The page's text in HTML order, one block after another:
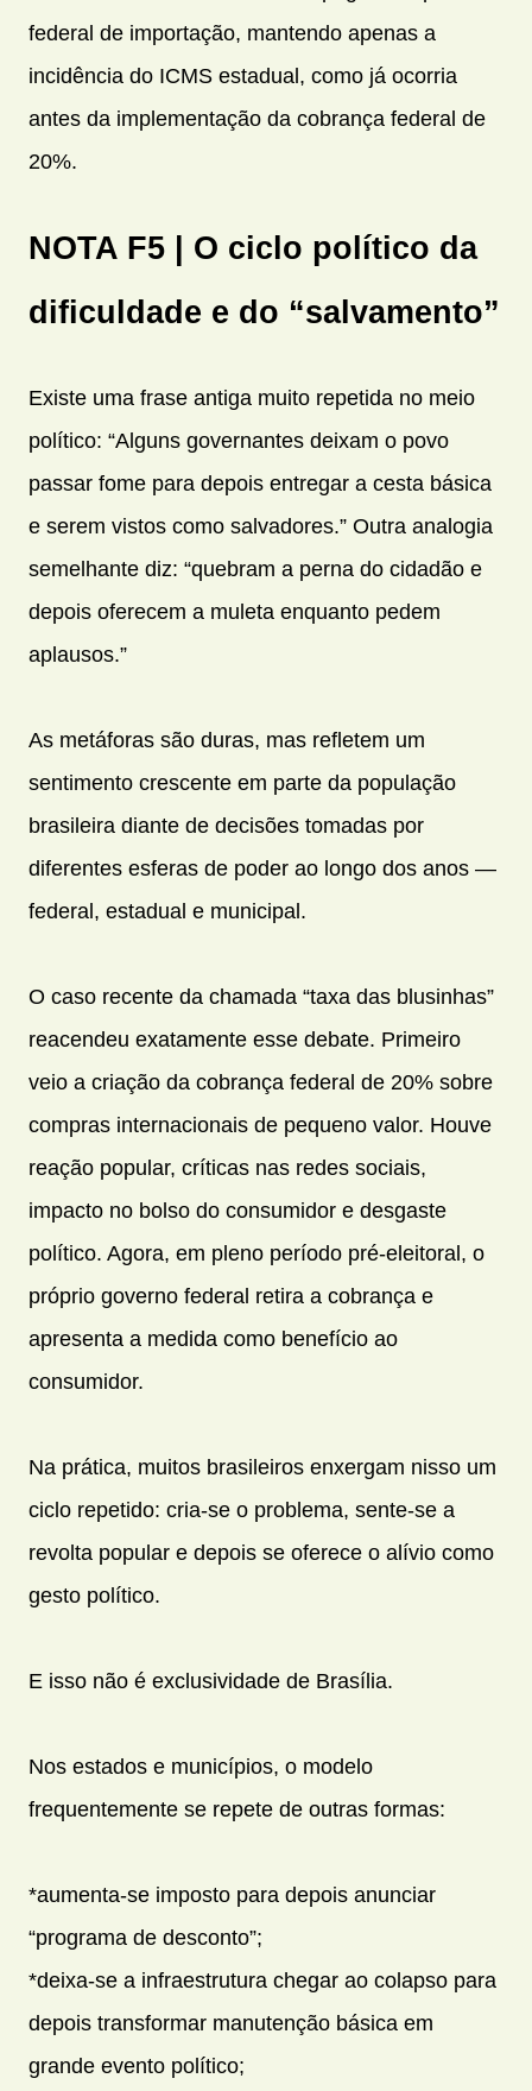
federal de importação, mantendo apenas a
incidência do ICMS estadual, como já ocorria
antes da implementação da cobrança federal de
20%.
NOTA F5 | O ciclo político da
dificuldade e do “salvamento”
Existe uma frase antiga muito repetida no meio
político: “Alguns governantes deixam o povo
passar fome para depois entregar a cesta básica
e serem vistos como salvadores.” Outra analogia
semelhante diz: “quebram a perna do cidadão e
depois oferecem a muleta enquanto pedem
aplausos.”
As metáforas são duras, mas refletem um
sentimento crescente em parte da população
brasileira diante de decisões tomadas por
diferentes esferas de poder ao longo dos anos —
federal, estadual e municipal.
O caso recente da chamada “taxa das blusinhas”
reacendeu exatamente esse debate. Primeiro
veio a criação da cobrança federal de 20% sobre
compras internacionais de pequeno valor. Houve
reação popular, críticas nas redes sociais,
impacto no bolso do consumidor e desgaste
político. Agora, em pleno período pré-eleitoral, o
próprio governo federal retira a cobrança e
apresenta a medida como benefício ao
consumidor.
Na prática, muitos brasileiros enxergam nisso um
ciclo repetido: cria-se o problema, sente-se a
revolta popular e depois se oferece o alívio como
gesto político.
E isso não é exclusividade de Brasília.
Nos estados e municípios, o modelo
frequentemente se repete de outras formas:
*aumenta-se imposto para depois anunciar
“programa de desconto”;
*deixa-se a infraestrutura chegar ao colapso para
depois transformar manutenção básica em
grande evento político;